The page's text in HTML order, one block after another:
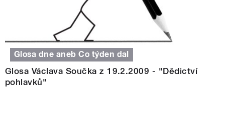
Glosa dne aneb Co týden dal
Glosa Václava Součka z 19.2.2009 - "Dědictví
pohlavků"